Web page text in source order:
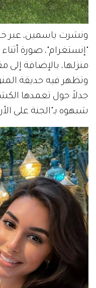
ونشرت ياسمين، عبر
"إنستغرام"، صورة
منزلها، بالإضافة
وتظهر فيه حديقة
جدلاً حول تعمدها
شبهوه بـ"الجنة على